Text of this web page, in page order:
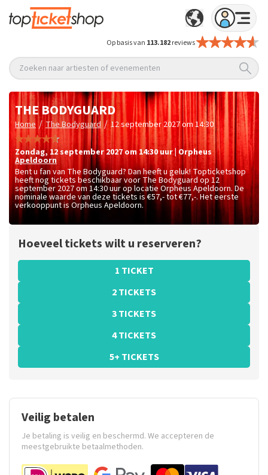
Op basis van 113.182reviews
Zoeken naar artiesten of evenementen
THE BODYGUARD
Home / The Bodyguard / 12 september 2027 om 14:30
zondag, 12 september 2027 om 14:30 uur Orpheus
Apeldoorn
Bent u fan van The Bodyguard? Dan heeft u geluk! Topticketshop
heeft nog tickets beschikbaar voor The Bodyguard op 12
september 2027 om 14:30 uur op locatie Orpheus Apeldoorn. De
nominale waarde van deze tickets is€57,- tot €77,-. Het eerste
verkooppunt is Orpheus Apeldoorn.
Hoeveel tickets wilt u reserveren?
1 TICKET
2 TICKETS
3 TICKETS
4 TICKETS
5+ TICKETS
Veilig betalen
Je betaling is veilig en beschermd. We accepteren de
meestgebruikte betaalmethoden.